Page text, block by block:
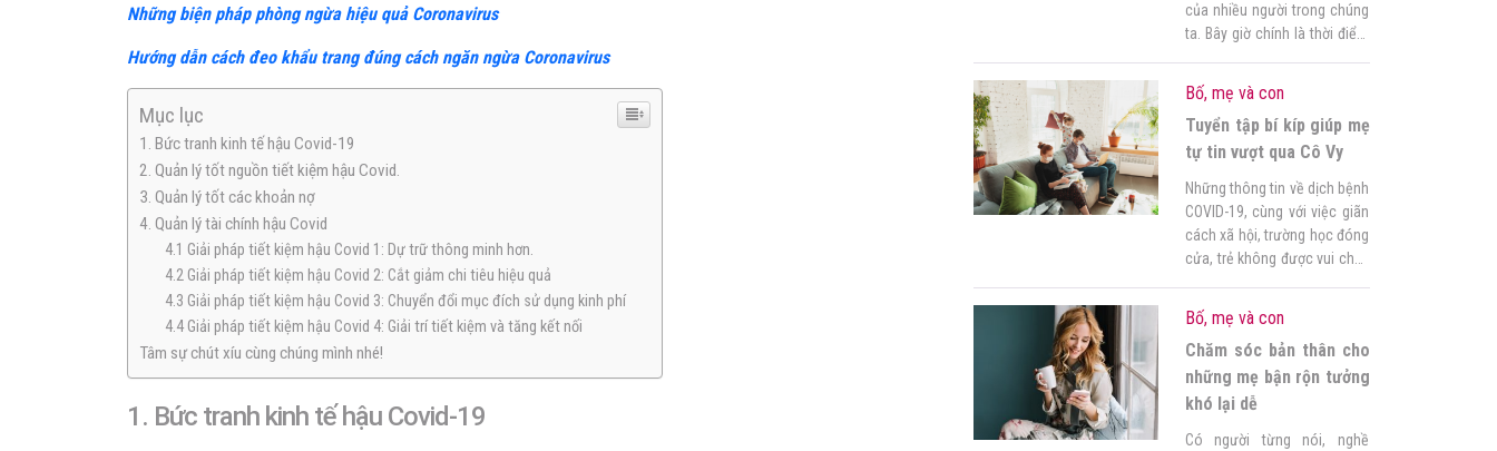
Những biện pháp phòng ngừa hiệu quả Coronavirus
Hướng dẫn cách đeo khẩu trang đúng cách ngăn ngừa Coronavirus
Mục lục
1. Bức tranh kinh tế hậu Covid-19
2. Quản lý tốt nguồn tiết kiệm hậu Covid.
3. Quản lý tốt các khoản nợ
4. Quản lý tài chính hậu Covid
4.1 Giải pháp tiết kiệm hậu Covid 1: Dự trữ thông minh hơn.
4.2 Giải pháp tiết kiệm hậu Covid 2: Cắt giảm chi tiêu hiệu quả
4.3 Giải pháp tiết kiệm hậu Covid 3: Chuyển đổi mục đích sử dụng kinh phí
4.4 Giải pháp tiết kiệm hậu Covid 4: Giải trí tiết kiệm và tăng kết nối
Tâm sự chút xíu cùng chúng mình nhé!
1. Bức tranh kinh tế hậu Covid-19
của nhiều người trong chúng
ta. Bây giờ chính là thời điểm
thứ một cách ngay ngắn. Vậy
làm thế nào để cải thiện cuộc
sống gia đình? Dưới đây là
danh sách 21 điều cần […]
Bố, mẹ và con
Tuyển tập bí kíp giúp mẹ
tự tin vượt qua Cô Vy
Những thông tin về dịch bệnh
COVID-19, cùng với việc giãn
cách xã hội, trường học đóng
cửa, trẻ không được vui chơi,
trong nhà thường xuyên cũng
khiến trẻ không khỏi buồn
chán, lo lắng, căng thẳng.
Nhưng chính lúc này, thay vì
đối mặt với dịch […]
Bố, mẹ và con
Chăm sóc bản thân cho
những mẹ bận rộn tưởng
khó lại dễ
Có người từng nói, nghề